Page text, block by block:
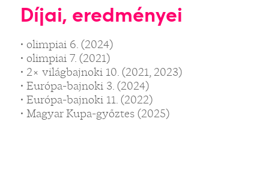
Díjai, eredményei
• olimpiai 6. (2024)
• olimpiai 7. (2021)
• 2× világbajnoki 10. (2021, 2023)
• Európa-bajnoki 3. (2024)
• Európa-bajnoki 11. (2022)
• Magyar Kupa-győztes (2025)